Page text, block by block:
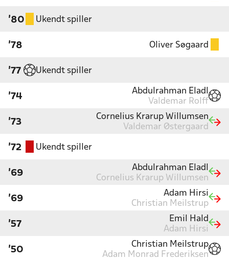
'80 Ukendt spiller
'78 Oliver Søgaard
'77 Ukendt spiller
'74
Abdulrahman Eladl
Valdemar Rolff
'73
Cornelius Krarup Willumsen
Valdemar Østergaard
'72 Ukendt spiller
'69
Abdulrahman Eladl
Cornelius Krarup Willumsen
'69
Adam Hirsi
Christian Meilstrup
'57
Emil Hald
Adam Hirsi
'50
Christian Meilstrup
Adam Monrad Frederiksen